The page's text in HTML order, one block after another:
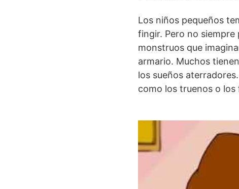
Los niños pequeños
fingir. Pero no siempre
monstruos que
armario. Muchos
los sueños
como los truenos o